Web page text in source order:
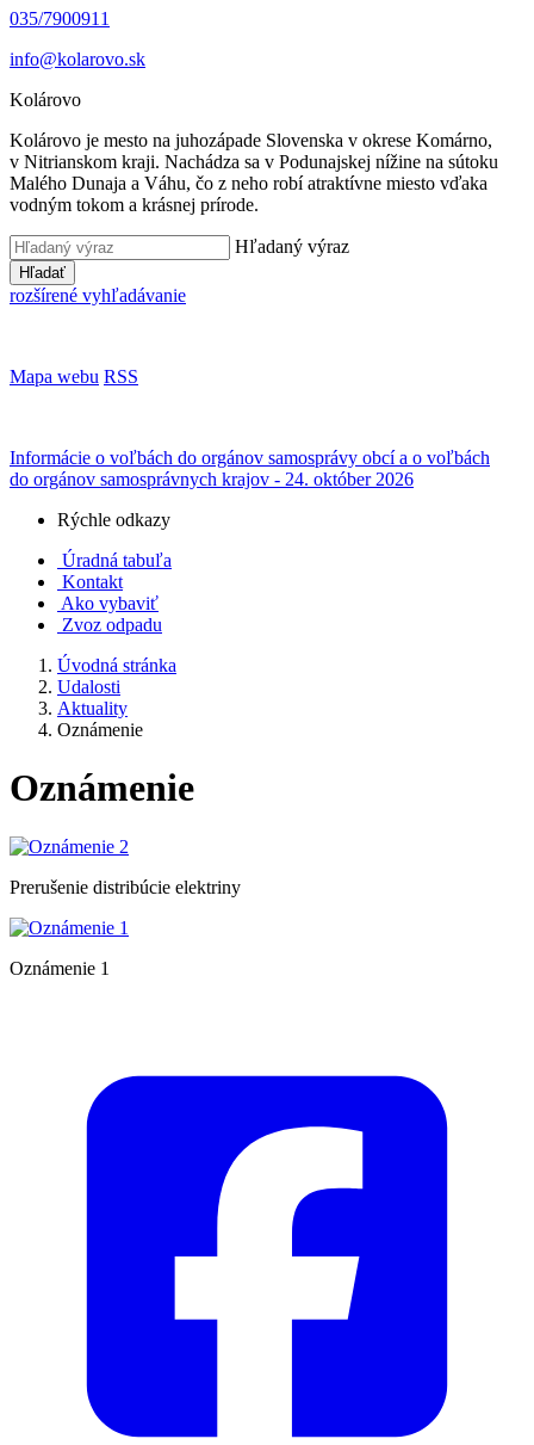
035/7900911
info@kolarovo.sk
Kolárovo
Kolárovo je mesto na juhozápade Slovenska v okrese Komárno,
v Nitrianskom kraji. Nachádza sa v Podunajskej nížine na sútoku
Malého Dunaja a Váhu, čo z neho robí atraktívne miesto vďaka
vodným tokom a krásnej prírode.
Hľadaný výraz
Hľadať
rozšírené vyhľadávanie
Mapa webu RSS
Informácie o voľbách do orgánov samosprávy obcí a o voľbách
do orgánov samosprávnych krajov - 24. október 2026
Rýchle odkazy
Úradná tabuľa
Kontakt
Ako vybaviť
Zvoz odpadu
Úvodná stránka
Udalosti
Aktuality
Oznámenie
Oznámenie
Prerušenie distribúcie elektriny
Oznámenie 1